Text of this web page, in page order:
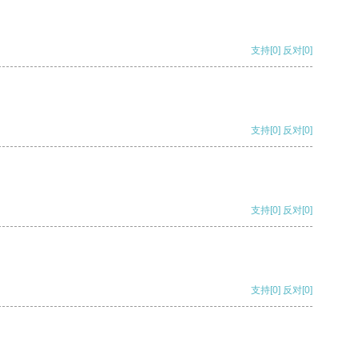
支持[0] 反对[0]
支持[0] 反对[0]
支持[0] 反对[0]
支持[0] 反对[0]